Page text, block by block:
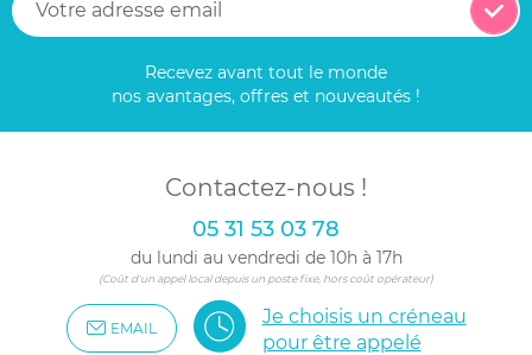
Recevez avant tout le monde
nos avantages, offres et nouveautés !
Contactez-nous !
05 31 53 03 78
du lundi au vendredi de 10h à 17h
(Coût d'un appel local depuis un poste fixe, hors coût opérateur)
EMAIL
Je choisis un créneau
pour être appelé